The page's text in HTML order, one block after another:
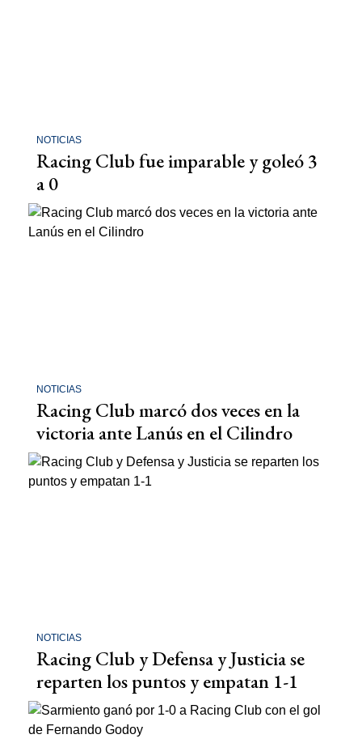
NOTICIAS
Racing Club fue imparable y goleó 3
a 0
NOTICIAS
Racing Club marcó dos veces en la
victoria ante Lanús en el Cilindro
NOTICIAS
Racing Club y Defensa y Justicia se
reparten los puntos y empatan 1-1